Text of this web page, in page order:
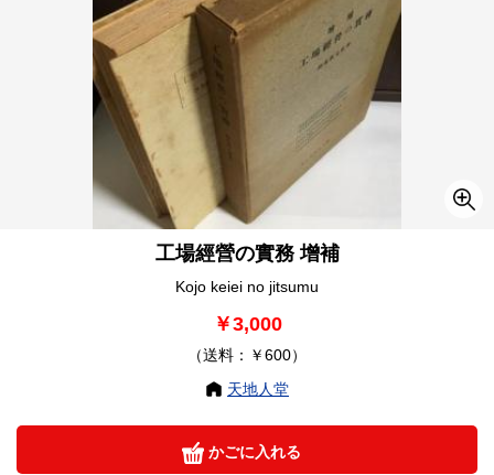
工場經營の實務 增補
Kojo keiei no jitsumu
￥3,000
（送料：￥600）
天地人堂
かごに入れる